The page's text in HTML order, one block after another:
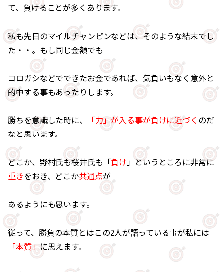
て、負けることが多くあります。
私も先日のマイルチャンピンなどは、そのような結末でし
た・・。もし同じ金額でも
コロガシなどでできたお金であれば、気負いもなく意外と
的中する事もあったりします。
勝ちを意識した時に、 「力」が入る事が負けに近づく のだ
なと思います。
どこか、野村氏も桜井氏も「負け」というところに非常に
重きをおき、どこか共通点が
あるようにも思います。
従って、勝負の本質とはこの2人が語っている事が私には
「本質」 に思えます。